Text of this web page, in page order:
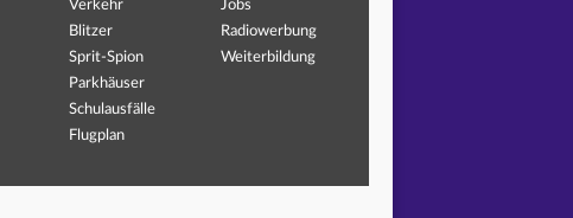
Verkehr
Blitzer
Sprit-Spion
Parkhäuser
Schulausfälle
Flugplan
Jobs
Radiowerbung
Weiterbildung